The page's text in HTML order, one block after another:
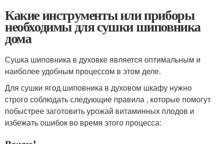
Какие инструменты или приборы
необходимы для сушки шиповника
дома
Сушка шиповника в духовке является оптимальным и
наиболее удобным процессом в этом деле.
Для сушки ягод шиповника в духовом шкафу нужно
строго соблюдать следующие правила , которые помогут
побыстрее заготовить урожай витаминных плодов и
избежать ошибок во время этого процесса: